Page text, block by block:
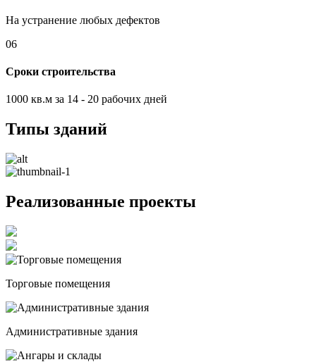
На устранение любых дефектов
06
Сроки строительства
1000 кв.м за 14 - 20 рабочих дней
Типы зданий
Реализованные проекты
Торговые помещения
Административные здания